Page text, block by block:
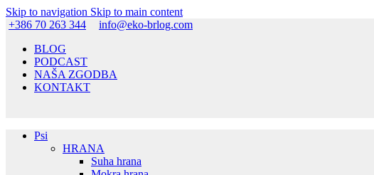
Skip to navigation Skip to main content
+386 70 263 344
info@eko-brlog.com
BLOG
PODCAST
NAŠA ZGODBA
KONTAKT
Psi
HRANA
Suha hrana